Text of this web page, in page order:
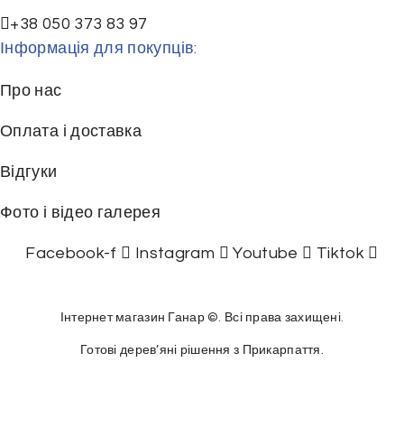
+38 050 373 83 97
Інформація для покупців:
Про нас
Оплата і доставка
Відгуки
Фото і відео галерея
Facebook-f Instagram Youtube Tiktok
Інтернет магазин Ганар ©. Всі права захищені.
Готові дерев’яні рішення з Прикарпаття.